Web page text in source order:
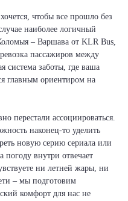
чтобы все прошло без
наиболее логичный
– Варшава от KLR Bus,
пассажиров между
система заботы, где ваша
главным ориентиром на
перестали ассоциироваться.
наконец-то уделить
новую серию сериала или
погоду внутри отвечает
ни летней жары, ни
– мы подготовим
комфорт для нас не